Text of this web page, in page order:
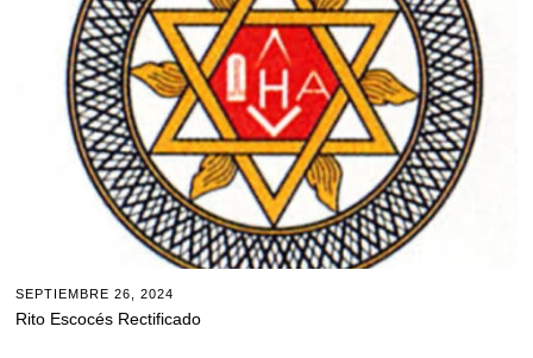
SEPTIEMBRE 26, 2024
Rito Escocés Rectificado